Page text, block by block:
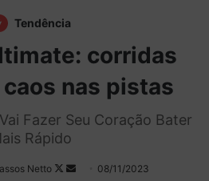
Tendência
corridas
nas pistas
Fazer Seu Coração Bater
Rápido
Netto
Follow
Mande08/11/2023